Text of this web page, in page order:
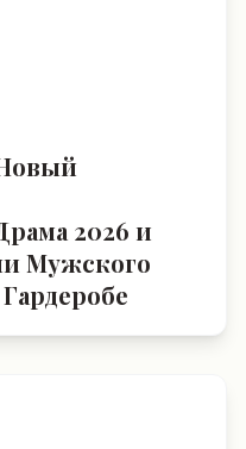
2026 и
Мужского